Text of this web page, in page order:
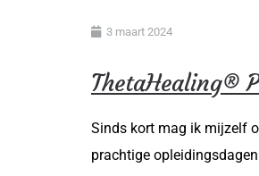
3 maart 2024
ThetaHealing®
Sinds kort mag ik mijzelf
prachtige